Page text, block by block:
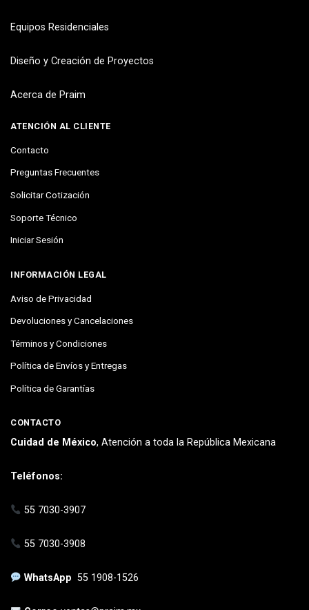
Equipos Residenciales
Diseño y Creación de Proyectos
Acerca de Praim
ATENCIÓN AL CLIENTE
Contacto
Preguntas Frecuentes
Solicitar Cotización
Soporte Técnico
Iniciar Sesión
INFORMACIÓN LEGAL
Aviso de Privacidad
Devoluciones y Cancelaciones
Términos y Condiciones
Política de Envíos y Entregas
Política de Garantías
CONTACTO
Cuidad de México, Atención a toda la República Mexicana
Teléfonos:
55 7030-3907
55 7030-3908
WhatsApp55 1908-1526